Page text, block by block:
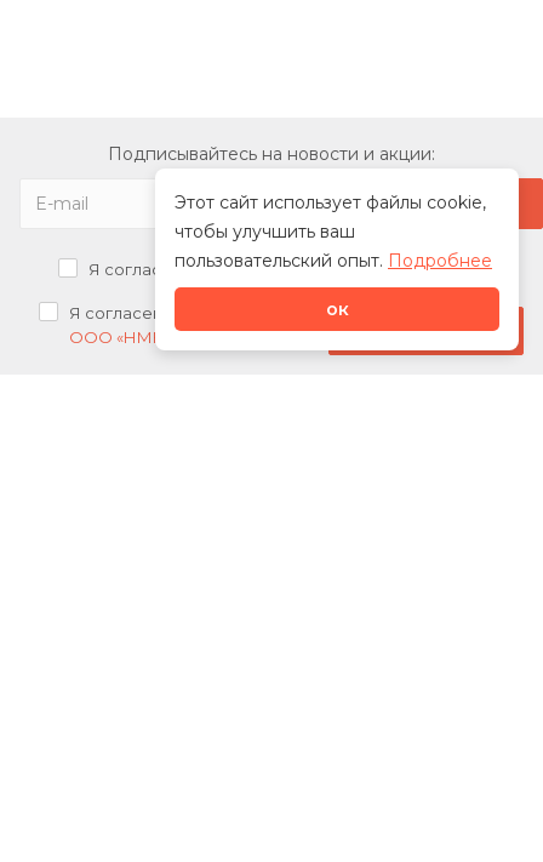
Этот сайт использует файлы cookie,
чтобы улучшить ваш
пользовательский опыт. Подробнее
ок
Подписывайтесь на новости и акции:
Я согласен наобработку персональных данных
Я согласен на
получение рекламных рассылок от
ООО «НМК»
Стать дилером